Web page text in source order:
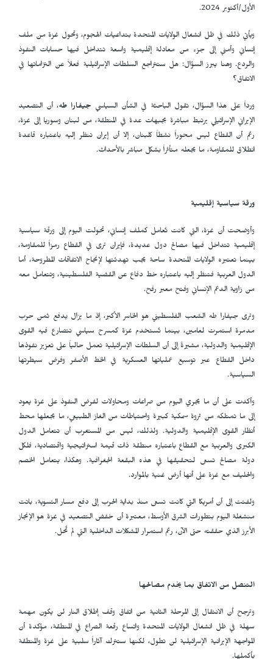
الأول/أكتوبر 2024.
ويأتي ذلك في ظل انشغال الولايات المتحدة بتداعيات الهجوم، وتحول غزة من ملف
إنساني وأمني إلى جزء من معادلة إقليمية واسعة تتداخل فيها حسابات النفوذ
والردع. وهنا يبرز السؤال: هل ستتراجع السلطات الإسرائيلية فعلاً عن التزاماتها في
الاتفاق؟
ورداً على هذا السؤال، تقول الباحثة في الشأن السياسي جيفارا طه، أن التصعيد
الإيراني الإسرائيلي يرتبط مباشرة بجبهات عدة في المنطقة، من لبنان وسوريا إلى غزة،
رغم أن القطاع ليس محوراً نشطاً كلبنان، إلا أن إيران تنظر إليه باعتباره قاعدة
انطلاق للمقاومة، ما يجعله متأثراً بشكل مباشر بالأحداث.
ورقة سياسية إقليمية
وأوضحت أن غزة، التي كانت تُعامل كملف إنساني، تحولت اليوم إلى ورقة سياسية
إقليمية تتداخل فيها مصالح دول عديدة، فإيران ترى في القطاع رمزاً للمقاومة،
بينما تعتبره الولايات المتحدة ساحة يجب تهدئتها لإنجاح الاتفاقات المطروحة، أما
الدول العربية فتنظر إليه باعتباره خط دفاع عن القضية الفلسطينية، وتتعامل معه
من زاوية الدعم الإنساني وفتح معبر رفح.
وترى جيفارا طه الشعب الفلسطيني هو الخاسر الأكبر، إذ ما يزال يدفع ثمن حرب
مدمرة استمرت لعامين، بينما تُستخدم غزة كمسرح سياسي تتصارع فيه القوى
الإقليمية والدولية، مشيرةً إلى أن السلطات الإسرائيلية تعمل حالياً على تعزيز نفوذها
داخل القطاع عبر توسيع عملياتها العسكرية في الخط الأصفر وفرض سيطرتها
السياسية.
وأكدت على أن ما يجري اليوم من صراعات ومحاولات لفرض النفوذ على غزة يعود
إلى ما تمتلكه من ثروة سمكية كبيرة واحتياطات من الغاز الطبيعي، ما يجعلها محط
أنظار القوى الإقليمية والدولية. ولذلك، ليس من المستغرب أن تتعامل الدول
الكبرى والعربية مع القطاع باعتباره منطقة ذات قيمة استراتيجية واقتصادية، فلكل
دولة مصالح تسعى لتحقيقها في هذه البقعة الجغرافية. وهكذا، يتعامل الخصم
والحليف مع غزة على أنها أرض غنية بالموارد.
ولفتت إلى أن أمريكا التي كانت تسعى منذ بداية الحرب إلى دفع مسار التسوية، باتت
منشغلة اليوم بتطورات الشرق الأوسط، معتبرة أن خفض التصعيد في غزة هو الإنجاز
الأبرز الذي حققته حتى الآن، رغم استمرار المشكلات الداخلية التي لم تُحل.
التنصل من الاتفاق بما يخدم مصالحها
وترجح أن الانتقال إلى المرحلة الثانية من اتفاق وقف إطلاق النار لن يكون مهمة
سهلة في ظل انشغال الولايات المتحدة واتساع رقعة الصراع في المنطقة، مؤكدة أن
المواجهة الإيرانية الإسرائيلية لن تطول، لكنها ستترك آثاراً سلبية على غزة والمنطقة